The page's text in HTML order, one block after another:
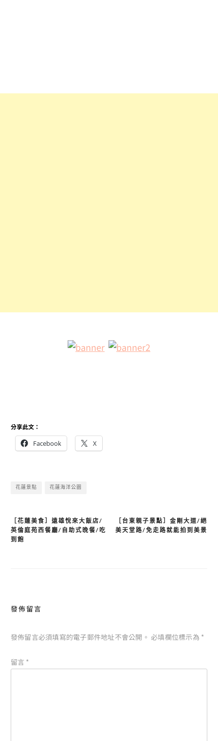
分享此文：
Facebook X
花蓮景點 花蓮海洋公園
文
章
［台東親子景點］金剛大道/絕
美天堂路/免走路就能拍到美景
［花蓮美食］遠雄悅來大飯店/
英倫庭苑西餐廳/自助式晚餐/吃
到飽
發佈留言
發佈留言必須填寫的電子郵件地址不會公開。 必填欄位標示為 *
留言 *